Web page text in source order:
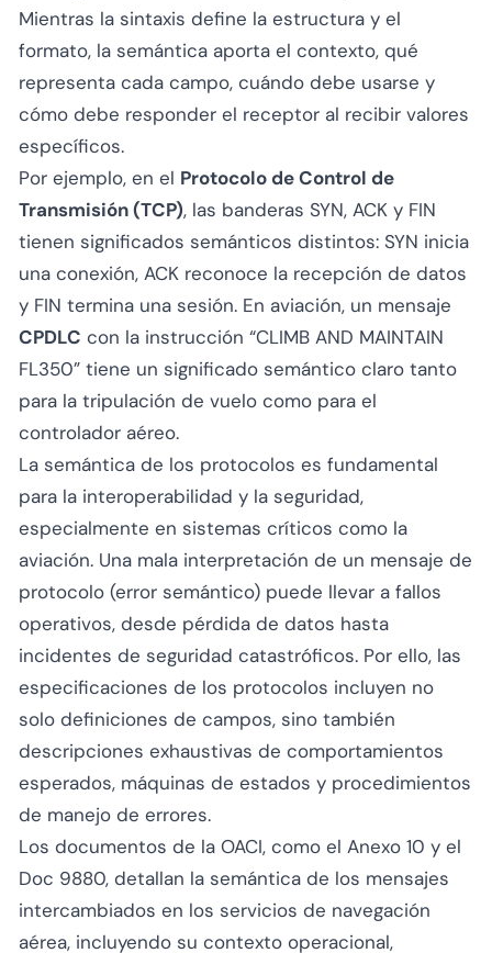
Mientras la sintaxis define la estructura y el
formato, la semántica aporta el contexto, qué
representa cada campo, cuándo debe usarse y
cómo debe responder el receptor al recibir valores
específicos.
Por ejemplo, en el Protocolo de Control de
Transmisión (TCP), las banderas SYN, ACK y FIN
tienen significados semánticos distintos: SYN inicia
una conexión, ACK reconoce la recepción de datos
y FIN termina una sesión. En aviación, un mensaje
CPDLC con la instrucción “CLIMB AND MAINTAIN
FL350” tiene un significado semántico claro tanto
para la tripulación de vuelo como para el
controlador aéreo.
La semántica de los protocolos es fundamental
para la interoperabilidad y la seguridad,
especialmente en sistemas críticos como la
aviación. Una mala interpretación de un mensaje de
protocolo (error semántico) puede llevar a fallos
operativos, desde pérdida de datos hasta
incidentes de seguridad catastróficos. Por ello, las
especificaciones de los protocolos incluyen no
solo definiciones de campos, sino también
descripciones exhaustivas de comportamientos
esperados, máquinas de estados y procedimientos
de manejo de errores.
Los documentos de la OACI, como el Anexo 10 y el
Doc 9880, detallan la semántica de los mensajes
intercambiados en los servicios de navegación
aérea, incluyendo su contexto operacional,